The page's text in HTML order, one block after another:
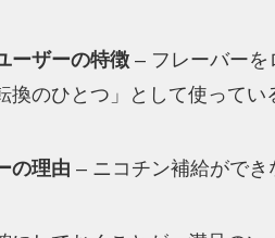
ーザーの特徴 – フレーバー
換のひとつ」として使ってい
の理由 – ニコチン補給がで